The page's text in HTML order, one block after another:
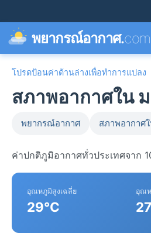
พยากรณ์อากาศ.com
โปรดป้อนค่าด้านล่างเพื่อทำการแปลง
สภาพอากาศใน
พยากรณ์อากาศ สภาพอากาศ
ค่าปกติภูมิอากาศทั่วประเทศจาก
อุณหภูมิสูงเฉลี่ย
29°C
อุณ